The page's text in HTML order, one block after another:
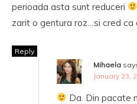
perioada asta sunt reduceri
zarit o gentura roz…si cred ca
Reply
Mihaela
January 23,
Da. Din pacate